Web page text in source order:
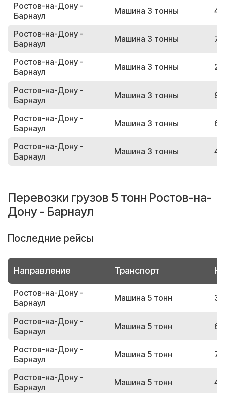
Ростов-на-Дону -
Барнаул
Машина 3 тонны
Ростов-на-Дону -
Барнаул
Машина 3 тонны
Ростов-на-Дону -
Барнаул
Машина 3 тонны
Ростов-на-Дону -
Барнаул
Машина 3 тонны
Ростов-на-Дону -
Барнаул
Машина 3 тонны
Ростов-на-Дону -
Барнаул
Машина 3 тонны
Перевозки грузов 5 тонн Ростов-на-
Дону - Барнаул
Последние рейсы
Направление Транспорт
Ростов-на-Дону -
Барнаул
Машина 5 тонн
Ростов-на-Дону -
Барнаул
Машина 5 тонн
Ростов-на-Дону -
Барнаул
Машина 5 тонн
Ростов-на-Дону -
Барнаул
Машина 5 тонн